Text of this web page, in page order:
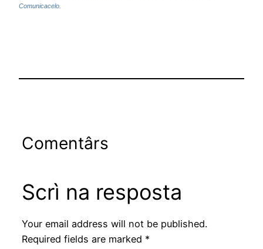
Comunicacelo.
Comentârs
Scrì na resposta
Your email address will not be published.
Required fields are marked *